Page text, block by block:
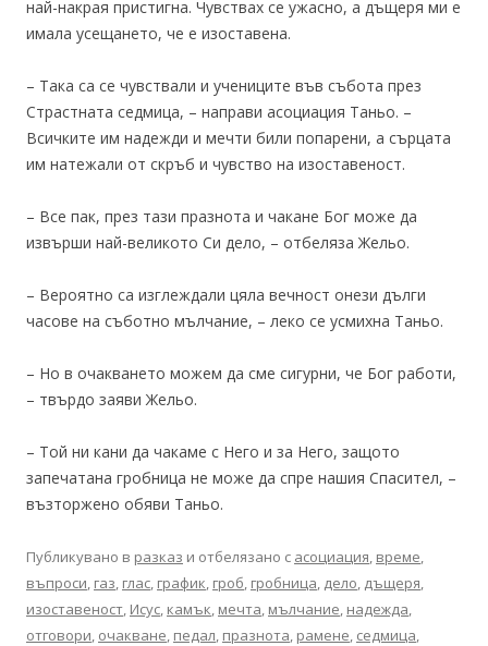
най-накрая пристигна. Чувствах се ужасно, а дъщеря ми е
имала усещането, че е изоставена.
– Така са се чувствали и учениците във събота през
Страстната седмица, – направи асоциация Таньо. –
Всичките им надежди и мечти били попарени, а сърцата
им натежали от скръб и чувство на изоставеност.
– Все пак, през тази празнота и чакане Бог може да
извърши най-великото Си дело, – отбеляза Жельо.
– Вероятно са изглеждали цяла вечност онези дълги
часове на съботно мълчание, – леко се усмихна Таньо.
– Но в очакването можем да сме сигурни, че Бог работи,
– твърдо заяви Жельо.
– Той ни кани да чакаме с Него и за Него, защото
запечатана гробница не може да спре нашия Спасител, –
възторжено обяви Таньо.
Публикувано в разказ и отбелязано с асоциация, време,
въпроси, газ, глас, график, гроб, гробница, дело, дъщеря,
изоставеност, Исус, камък, мечта, мълчание, надежда,
отговори, очакване, педал, празнота, рамене, седмица,